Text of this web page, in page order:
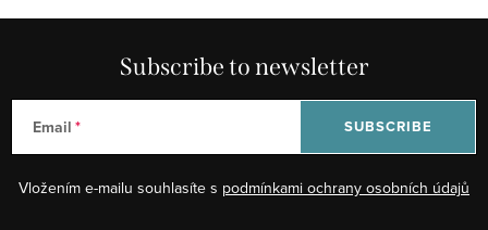
Subscribe to newsletter
Email
Vložením e-mailu souhlasíte s podmínkami ochrany osobních údajů
SUBSCRIBE